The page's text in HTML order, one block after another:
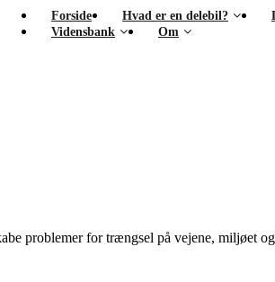
Forside Hvad er en delebil?
Vidensbank
Om
problemer for trængsel på vejene, miljøet